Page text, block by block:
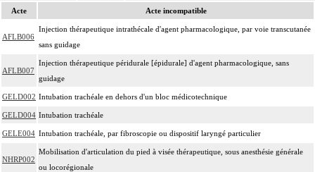
Acte Acte incompatible
AFLB006
Injection thérapeutique intrathécale d'agent pharmacologique, par voie transcutanée
sans guidage
AFLB007
Injection thérapeutique péridurale [épidurale] d'agent pharmacologique, sans
guidage
GELD002 Intubation trachéale en dehors d'un bloc médicotechnique
GELD004 Intubation trachéale
GELE004 Intubation trachéale, par fibroscopie ou dispositif laryngé particulier
NHRP002
Mobilisation d'articulation du pied à visée thérapeutique, sous anesthésie générale
ou locorégionale